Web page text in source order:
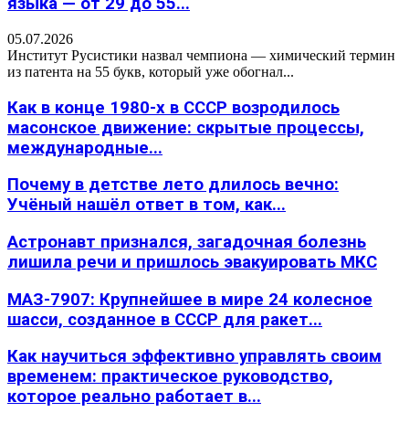
05.07.2026
Институт Русистики назвал чемпиона — химический термин
из патента на 55 букв, который уже обогнал...
Как в конце 1980-х в СССР возродилось
масонское движение: скрытые процессы,
международные...
Почему в детстве лето длилось вечно:
Учёный нашёл ответ в том, как...
Астронавт признался, загадочная болезнь
лишила речи и пришлось эвакуировать МКС
МАЗ-7907: Крупнейшее в мире 24 колесное
шасси, созданное в СССР для ракет...
Как научиться эффективно управлять своим
временем: практическое руководство,
которое реально работает в...